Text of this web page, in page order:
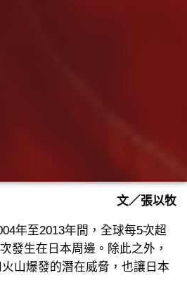
文／張以牧
年至2013年間，全球每5次超
發生在日本周邊。除此之外，
山爆發的潛在威脅，也讓日本